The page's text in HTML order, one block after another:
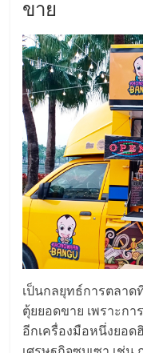
รน
ไชส์
พร้อม
ทำเล
สำหรับ
เปิด
ร้าน
ขาย
เป็นกลยุทธ์การตลา
ตุ้ยยอดขาย เพราะก
อีกเครื่องมือหนึ่งยอด